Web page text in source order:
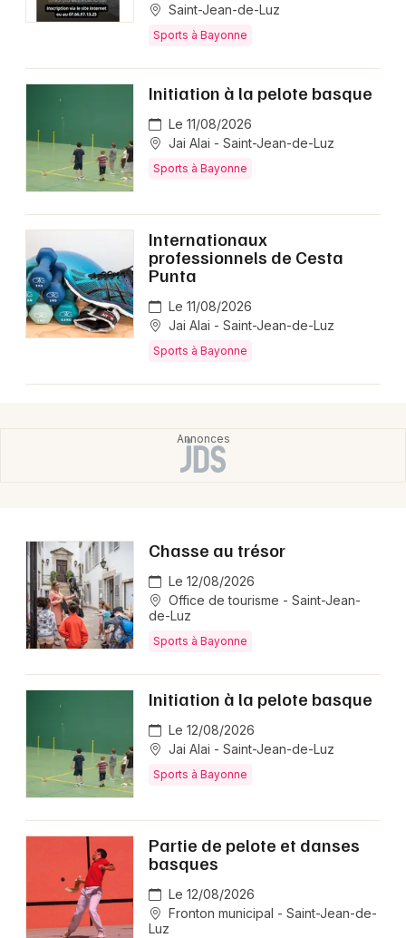
Newsletter des sorties
Artistes en tournée
Actus à Bayonne
Magazine à Bayonne
64 - Pyrénées-Atlantiques
Saint-Jean-de-Luz
Sports à Bayonne
Initiation à la pelote basque
Le 11/08/2026
Jai Alai - Saint-Jean-de-Luz
Sports à Bayonne
Internationaux
professionnels de Cesta
Punta
Le 11/08/2026
Jai Alai - Saint-Jean-de-Luz
Sports à Bayonne
Chasse au trésor
Le 12/08/2026
Office de tourisme - Saint-Jean-
de-Luz
Sports à Bayonne
Initiation à la pelote basque
Le 12/08/2026
Jai Alai - Saint-Jean-de-Luz
Sports à Bayonne
Partie de pelote et danses
basques
Le 12/08/2026
Fronton municipal - Saint-Jean-de-
Luz